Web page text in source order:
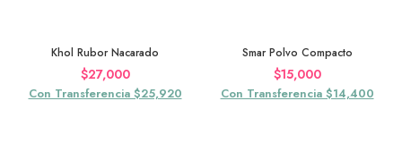
Khol Rubor Nacarado
$27,000
Con Transferencia $25,920
Smar Polvo Compacto
$15,000
Con Transferencia $14,400